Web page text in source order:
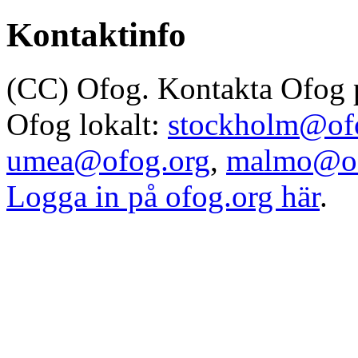
Kontaktinfo
(CC) Ofog. Kontakta Ofog
Ofog lokalt:
umea@ofog.org,
Logga in på ofog.org här.